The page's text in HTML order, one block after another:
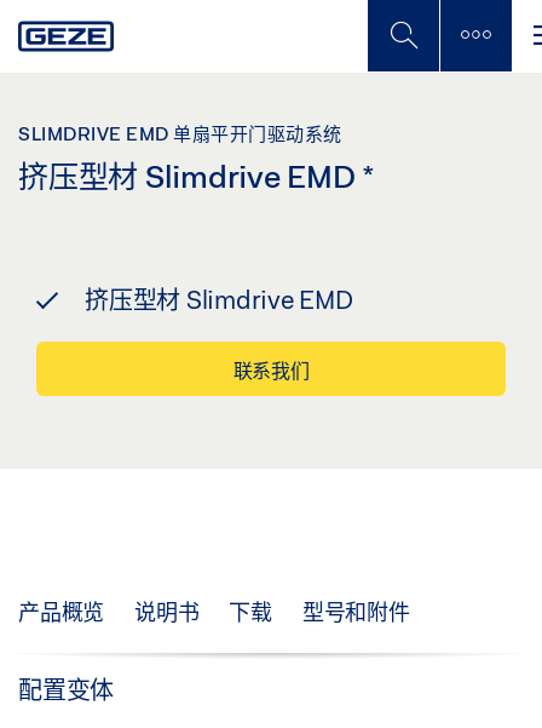
to
SLIMDRIVE EMD 单扇平开门驱动系统
挤压型材 Slimdrive EMD *
挤压型材 Slimdrive EMD
联系我们
产品概览 说明书 下载 型号和附件
配置变体